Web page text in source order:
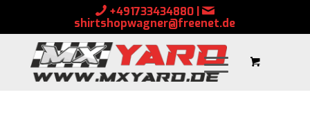
+491733434880|
shirtshopwagner@freenet.de